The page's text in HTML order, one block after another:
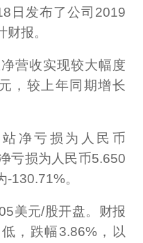
日发布了公司2019
报。
营收实现较大幅度
，较上年同期增长
净亏损为人民币
亏损为人民币5.650
130.71%。
美元/股开盘。财报
，跌幅3.86%，以